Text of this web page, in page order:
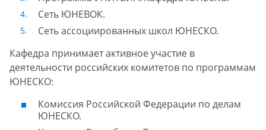
Сеть ЮНЕВОК.
Сеть ассоциированных школ ЮНЕСКО.
Кафедра принимает активное участие в
деятельности российских комитетов по программам
ЮНЕСКО:
Комиссия Российской Федерации по делам
ЮНЕСКО.